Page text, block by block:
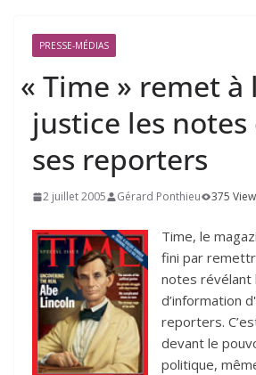
PRESSE-MÉDIAS
« Time » remet à
justice les notes
ses reporters
2 juillet 2005 Gérard Ponthieu 375
Time, le
fini par
notes révélant
d’information
reporters.
devant le
politique,